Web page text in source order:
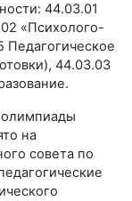
44.03.01
«Психолого-
Педагогическое
44.03.03
на
совета по